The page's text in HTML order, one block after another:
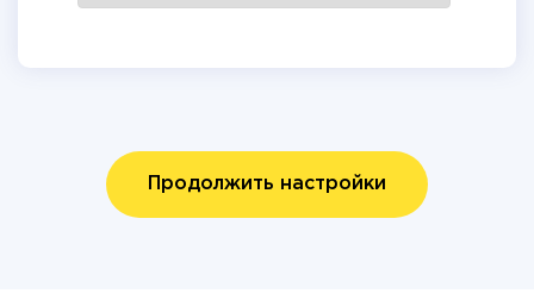
Продолжить настройки